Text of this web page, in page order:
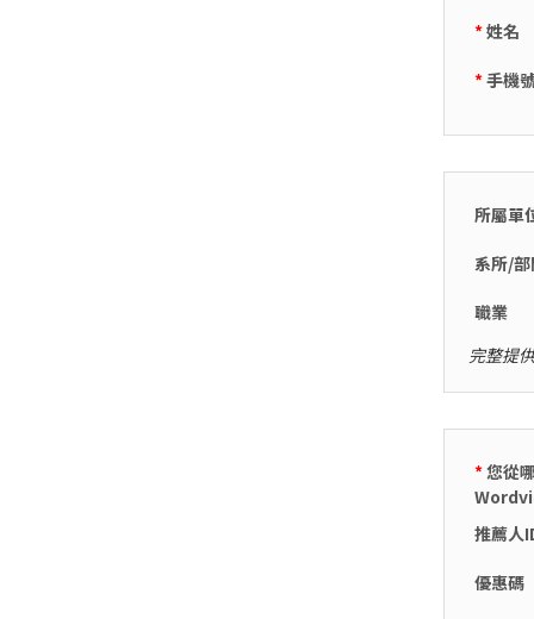
*姓名
*手機
所屬單
系所/部
職業
完整提
*您從
推薦人
優惠碼